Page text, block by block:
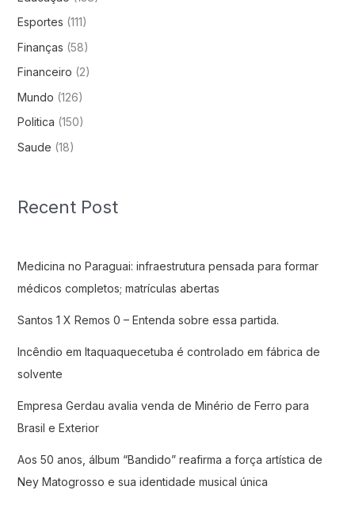
Esportes (111)
Finanças (58)
Financeiro (2)
Mundo (126)
Politica (150)
Saude (18)
Recent Post
Medicina no Paraguai: infraestrutura pensada para formar
médicos completos; matrículas abertas
Santos 1 X Remos 0 – Entenda sobre essa partida.
Incêndio em Itaquaquecetuba é controlado em fábrica de
solvente
Empresa Gerdau avalia venda de Minério de Ferro para
Brasil e Exterior
Aos 50 anos, álbum “Bandido” reafirma a força artística de
Ney Matogrosso e sua identidade musical única